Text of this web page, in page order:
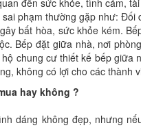
phạm thường gặp như:
bất hòa, sức khỏe kém.
Bếp đặt giữa nhà, nơi
chung cư thiết kế bếp giữa
không có lợi cho các thành
hay không ?
dáng không đẹp, nhưng